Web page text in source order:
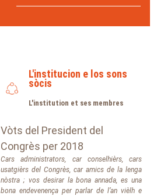
L'institucion e los sons
sòcis
L'institution et ses membres
Vòts del President del
Congrès per 2018
Cars administrators, car conselhièrs, cars
usatgièrs del Congrès, car amics de la lenga
nòstra ; vos desirar la bona annada, es una
bona endevenença per parlar de l’an vièlh e